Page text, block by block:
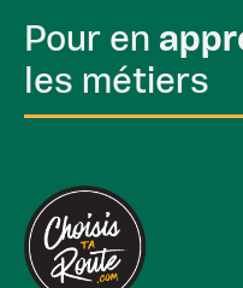
Pour en
les métiers